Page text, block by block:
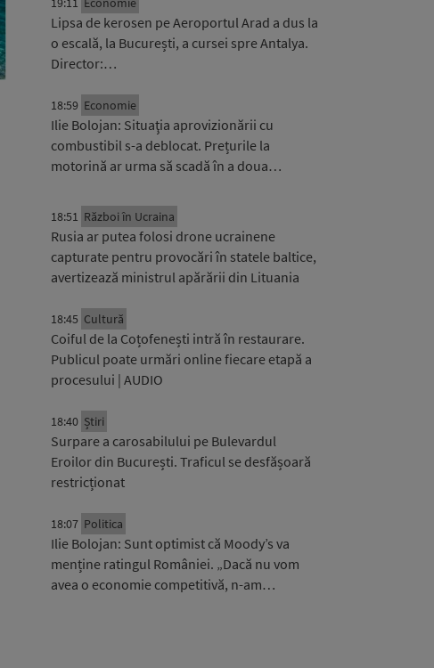
Lipsa de kerosen pe Aeroportul Arad a dus la
o escală, la București, a cursei spre Antalya.
Director:…
18:59 Economie
Ilie Bolojan: Situaţia aprovizionării cu
combustibil s-a deblocat. Prețurile la
motorină ar urma să scadă în a doua…
18:51 Război în Ucraina
Rusia ar putea folosi drone ucrainene
capturate pentru provocări în statele baltice,
avertizează ministrul apărării din Lituania
18:45 Cultură
Coiful de la Coțofenești intră în restaurare.
Publicul poate urmări online fiecare etapă a
procesului | AUDIO
18:40 Știri
Surpare a carosabilului pe Bulevardul
Eroilor din București. Traficul se desfășoară
restricționat
18:07 Politica
Ilie Bolojan: Sunt optimist că Moody’s va
menține ratingul României. „Dacă nu vom
avea o economie competitivă, n-am…